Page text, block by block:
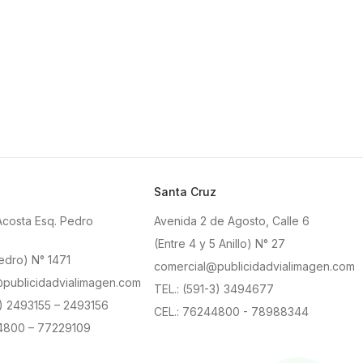
Esq. Pedro
N° 1471
2493155 – 2493156
– 77229109
Santa Cruz
Avenida 2 de Agosto, Calle 6
(Entre 4 y 5 Anillo) N° 27
comercial@publicidadvialimagen.com
TEL.: (591-3) 3494677
CEL.: 76244800 - 78988344